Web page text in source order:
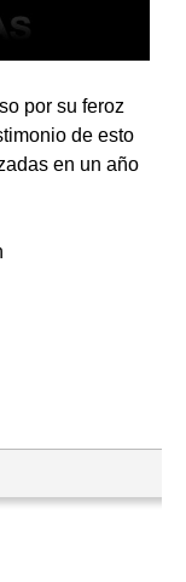
por su feroz
de esto
en un año